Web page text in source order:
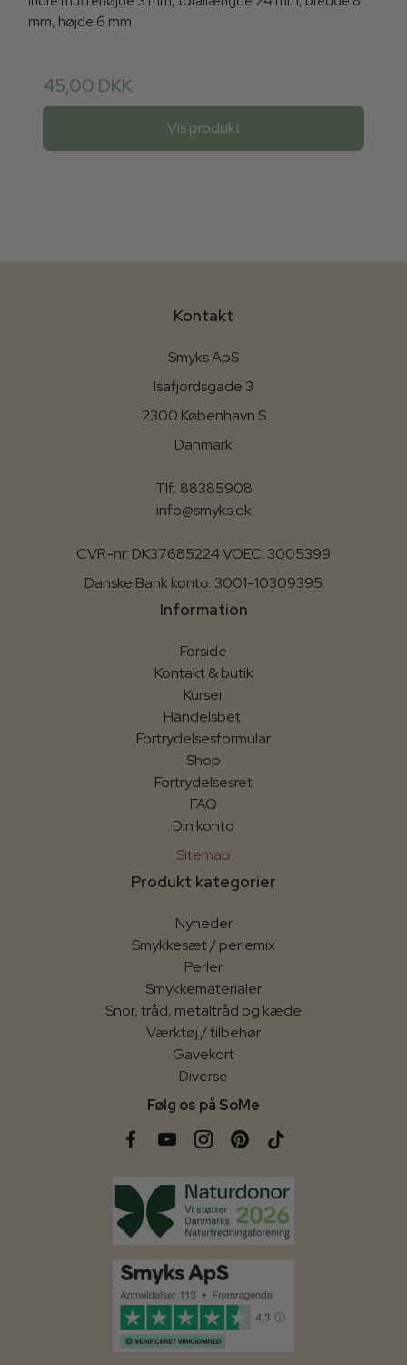
mm, højde 6 mm
45,00 DKK
Vis produkt
Kontakt
Smyks ApS
Isafjordsgade 3
2300 København S
Danmark
Tlf.: 88385908
info@smyks.dk
CVR-nr: DK37685224 VOEC: 3005399
Danske Bank konto: 3001-10309395
Information
Forside
Kontakt & butik
Kurser
Handelsbet.
Fortrydelsesformular
Shop
Fortrydelsesret
FAQ
Din konto
Sitemap
Produkt kategorier
Nyheder
Smykkesæt / perlemix
Perler
Smykkematerialer
Snor, tråd, metaltråd og kæde
Værktøj / tilbehør
Gavekort
Diverse
Følg os på SoMe